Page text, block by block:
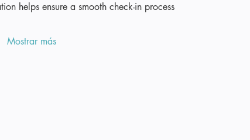
helps ensure a smooth check-in process
Mostrar más